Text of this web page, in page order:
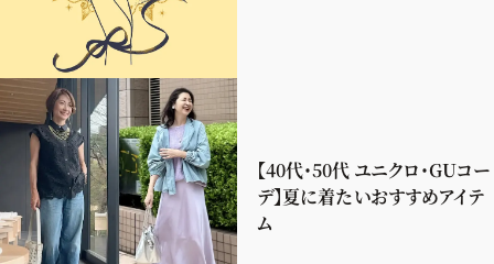
【40代・50代 ユニクロ・GUコー
デ】夏に着たいおすすめアイテ
ム